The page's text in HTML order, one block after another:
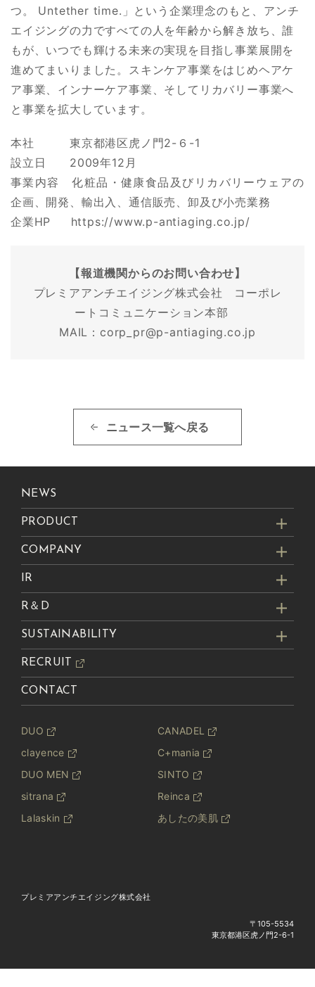
つ。 Untether time.」という企業理念のもと、アンチ
エイジングの力ですべての人を年齢から解き放ち、誰
もが、いつでも輝ける未来の実現を目指し事業展開を
進めてまいりました。スキンケア事業をはじめヘアケ
ア事業、インナーケア事業、そしてリカバリー事業へ
と事業を拡大しています。
本社 東京都港区虎ノ門2-６-1
設立日 2009年12月
事業内容 化粧品・健康食品及びリカバリーウェアの
企画、開発、輸出入、通信販売、卸及び小売業務
企業HP https://www.p-antiaging.co.jp/
【報道機関からのお問い合わせ】
プレミアアンチエイジング株式会社 コーポレ
ートコミュニケーション本部
MAIL：corp_pr@p-antiaging.co.jp
ニュース一覧へ戻る
NEWS
PRODUCT
COMPANY
IR
R＆D
SUSTAINABILITY
RECRUIT
CONTACT
DUO
CANADEL
clayence
C+mania
DUO MEN
SINTO
sitrana
Reinca
Lalaskin
あしたの美肌
プレミアアンチエイジング株式会社
〒105-5534
東京都港区虎ノ門2-6-1